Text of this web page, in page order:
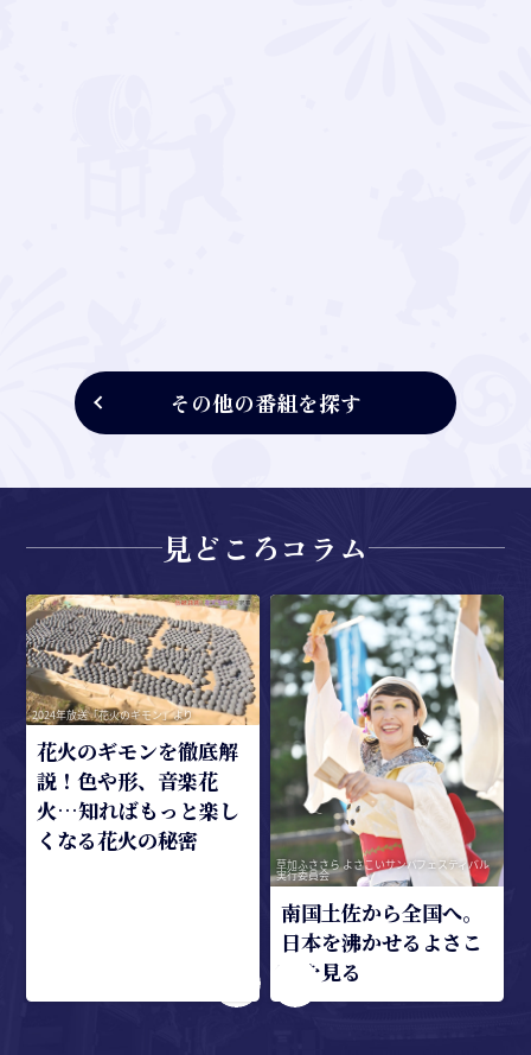
その他の番組を探す
見どころコラム
2024年放送「花火のギモン」より
花火のギモンを徹底解
説！色や形、音楽花
火…知ればもっと楽し
くなる花火の秘密
草加ふささら よさこいサンバフェスティバル
実行委員会
南国土佐から全国へ。
日本を沸かせるよさこ
いを見る